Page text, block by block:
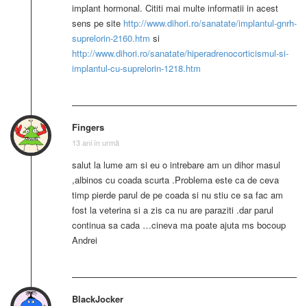
implant hormonal. Cititi mai multe informatii in acest
sens pe site http://www.dihori.ro/sanatate/implantul-gnrh-
suprelorin-2160.htm si
http://www.dihori.ro/sanatate/hiperadrenocorticismul-si-
implantul-cu-suprelorin-1218.htm
Fingers
13 ani în urmă
salut la lume am si eu o intrebare am un dihor masul
,albinos cu coada scurta .Problema este ca de ceva
timp pierde parul de pe coada si nu stiu ce sa fac am
fost la veterina si a zis ca nu are paraziti .dar parul
continua sa cada …cineva ma poate ajuta ms bocoup
Andrei
BlackJocker